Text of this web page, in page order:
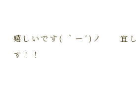
嬉しいです( ｀ー´)ノ 宜し
す！！